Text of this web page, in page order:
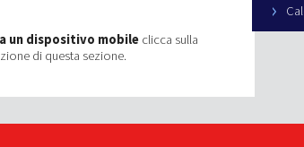
un dispositivo mobileclicca sulla
di questa sezione.